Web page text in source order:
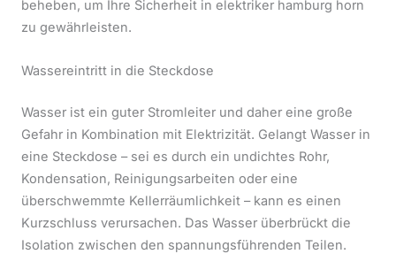
beheben, um Ihre Sicherheit in elektriker hamburg horn
zu gewährleisten.
Wassereintritt in die Steckdose
Wasser ist ein guter Stromleiter und daher eine große
Gefahr in Kombination mit Elektrizität. Gelangt Wasser in
eine Steckdose – sei es durch ein undichtes Rohr,
Kondensation, Reinigungsarbeiten oder eine
überschwemmte Kellerräumlichkeit – kann es einen
Kurzschluss verursachen. Das Wasser überbrückt die
Isolation zwischen den spannungsführenden Teilen.